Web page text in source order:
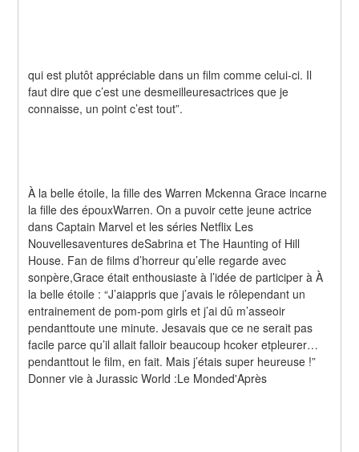
qui est plutôt appréciable dans un film comme celui-ci. Il
faut dire que c’est une desmeilleuresactrices que je
connaisse, un point c’est tout”.
À la belle étoile, la fille des Warren Mckenna Grace incarne
la fille des épouxWarren. On a puvoir cette jeune actrice
dans Captain Marvel et les séries Netflix Les
Nouvellesaventures deSabrina et The Haunting of Hill
House. Fan de films d’horreur qu’elle regarde avec
sonpère,Grace était enthousiaste à l’idée de participer à À
la belle étoile : “J’aiappris que j’avais le rôlependant un
entrainement de pom-pom girls et j’ai dû m’asseoir
pendanttoute une minute. Jesavais que ce ne serait pas
facile parce qu’il allait falloir beaucoup hcoker etpleurer…
pendanttout le film, en fait. Mais j’étais super heureuse !”
Donner vie à Jurassic World :Le Monded'Après